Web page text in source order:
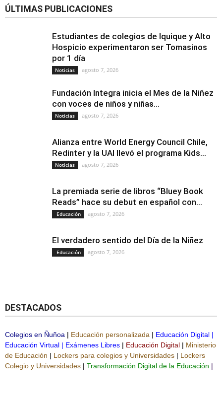
ÚLTIMAS PUBLICACIONES
Estudiantes de colegios de Iquique y Alto
Hospicio experimentaron ser Tomasinos
por 1 día
Noticias agosto 7, 2026
Fundación Integra inicia el Mes de la Niñez
con voces de niños y niñas...
Noticias agosto 7, 2026
Alianza entre World Energy Council Chile,
Redinter y la UAI llevó el programa Kids...
Noticias agosto 7, 2026
La premiada serie de libros “Bluey Book
Reads” hace su debut en español con...
Educación agosto 7, 2026
El verdadero sentido del Día de la Niñez
Educación agosto 7, 2026
DESTACADOS
Colegios en Ñuñoa | Educación personalizada | Educación Digital |
Educación Virtual | Exámenes Libres | Educación Digital | Ministerio
de Educación | Lockers para colegios y Universidades | Lockers
Colegio y Universidades | Transformación Digital de la Educación |